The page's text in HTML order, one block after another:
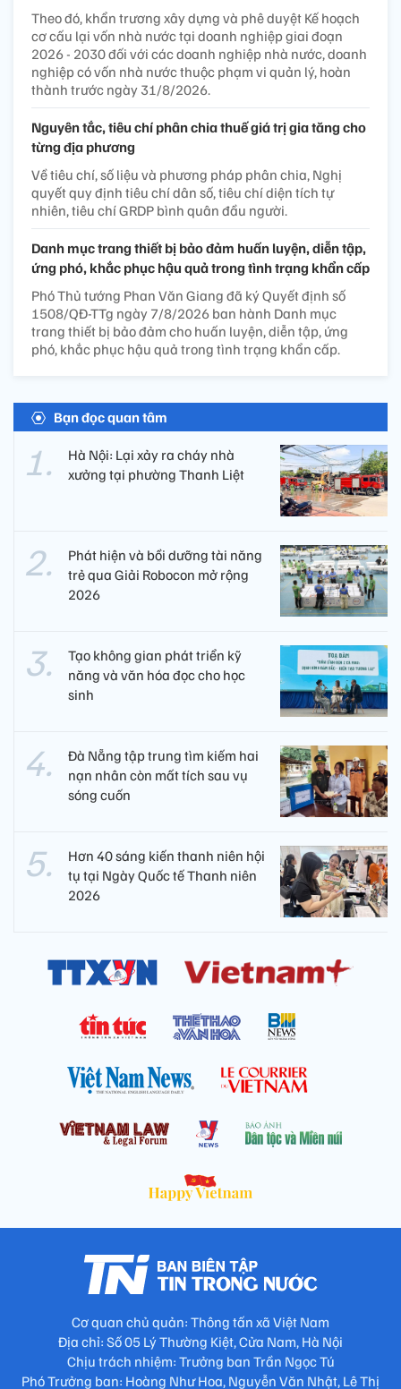
Theo đó, khẩn trương xây dựng và phê duyệt Kế hoạch
cơ cấu lại vốn nhà nước tại doanh nghiệp giai đoạn
2026 - 2030 đối với các doanh nghiệp nhà nước, doanh
nghiệp có vốn nhà nước thuộc phạm vi quản lý, hoàn
thành trước ngày 31/8/2026.
Nguyên tắc, tiêu chí phân chia thuế giá trị gia tăng cho
từng địa phương
Về tiêu chí, số liệu và phương pháp phân chia, Nghị
quyết quy định tiêu chí dân số, tiêu chí diện tích tự
nhiên, tiêu chí GRDP bình quân đầu người.
Danh mục trang thiết bị bảo đảm huấn luyện, diễn tập,
ứng phó, khắc phục hậu quả trong tình trạng khẩn cấp
Phó Thủ tướng Phan Văn Giang đã ký Quyết định số
1508/QĐ-TTg ngày 7/8/2026 ban hành Danh mục
trang thiết bị bảo đảm cho huấn luyện, diễn tập, ứng
phó, khắc phục hậu quả trong tình trạng khẩn cấp.
Bạn đọc quan tâm
Hà Nội: Lại xảy ra cháy nhà
xưởng tại phường Thanh Liệt
Phát hiện và bồi dưỡng tài năng
trẻ qua Giải Robocon mở rộng
2026
Tạo không gian phát triển kỹ
năng và văn hóa đọc cho học
sinh
Đà Nẵng tập trung tìm kiếm hai
nạn nhân còn mất tích sau vụ
sóng cuốn
Hơn 40 sáng kiến thanh niên hội
tụ tại Ngày Quốc tế Thanh niên
2026
Cơ quan chủ quản: Thông tấn xã Việt Nam
Địa chỉ: Số 05 Lý Thường Kiệt, Cửa Nam, Hà Nội
Chịu trách nhiệm: Trưởng ban Trần Ngọc Tú
Phó Trưởng ban: Hoàng Như Hoa, Nguyễn Văn Nhật, Lê Thị